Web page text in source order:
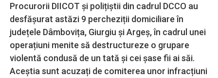
Procurorii DIICOT și polițiștii din cadrul DCCO au
desfășurat astăzi 9 percheziții domiciliare în
județele Dâmbovița, Giurgiu și Argeș, în cadrul unei
operațiuni menite să destructureze o grupare
violentă condusă de un tată și cei șase fii ai săi.
Aceștia sunt acuzați de comiterea unor infracțiuni